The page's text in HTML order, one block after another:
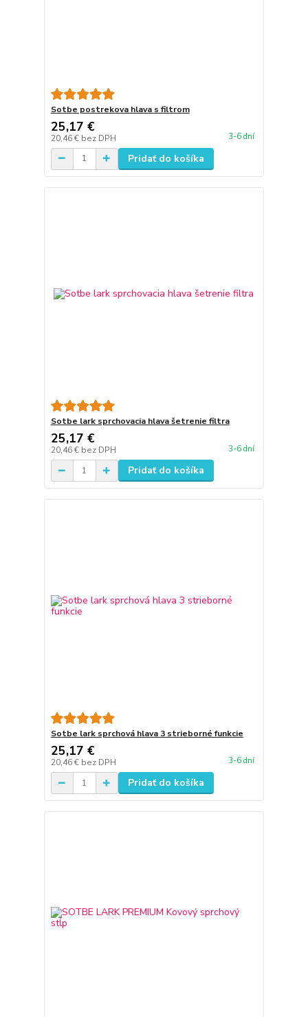
Sotbe postrekova hlava s filtrom
25,17 €
20,46 € bez DPH 3-6 dní
Pridať do košíka
Sotbe lark sprchovacia hlava šetrenie filtra
25,17 €
20,46 € bez DPH 3-6 dní
Pridať do košíka
Sotbe lark sprchová hlava 3 strieborné funkcie
25,17 €
20,46 € bez DPH 3-6 dní
Pridať do košíka